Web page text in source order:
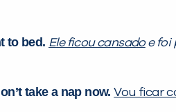
to bed. Ele ficou cansadoe foi
take a nap now.Vou ficar